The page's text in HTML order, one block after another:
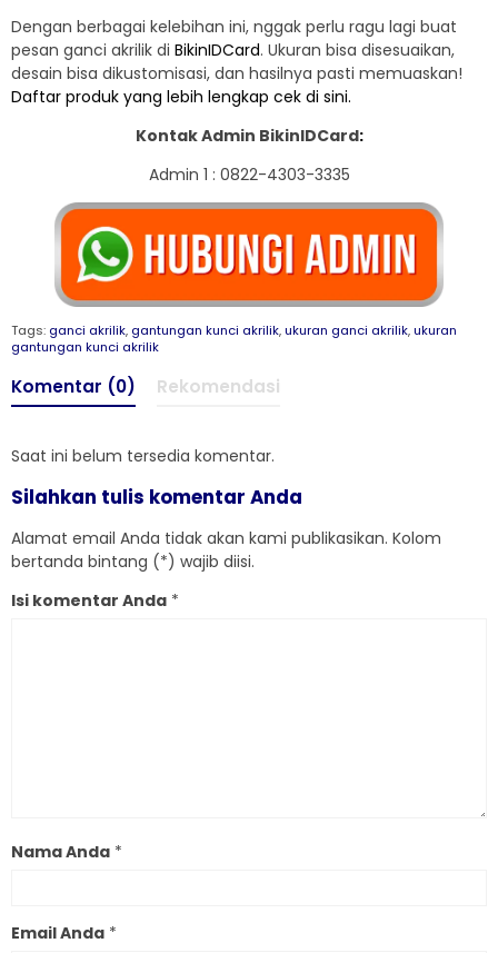
Dengan berbagai kelebihan ini, nggak perlu ragu lagi buat
pesan ganci akrilik di BikinIDCard. Ukuran bisa disesuaikan,
desain bisa dikustomisasi, dan hasilnya pasti memuaskan!
Daftar produk yang lebih lengkap cek di sini.
Kontak Admin BikinIDCard:
Admin 1 : 0822-4303-3335
Tags: ganci akrilik, gantungan kunci akrilik,ukuran ganci akrilik,ukuran
gantungan kunci akrilik
Komentar (0) Rekomendasi
Saat ini belum tersedia komentar.
Silahkan tulis komentar Anda
Alamat email Anda tidak akan kami publikasikan. Kolom
bertanda bintang (*) wajib diisi.
Isi komentar Anda *
Nama Anda *
Email Anda *